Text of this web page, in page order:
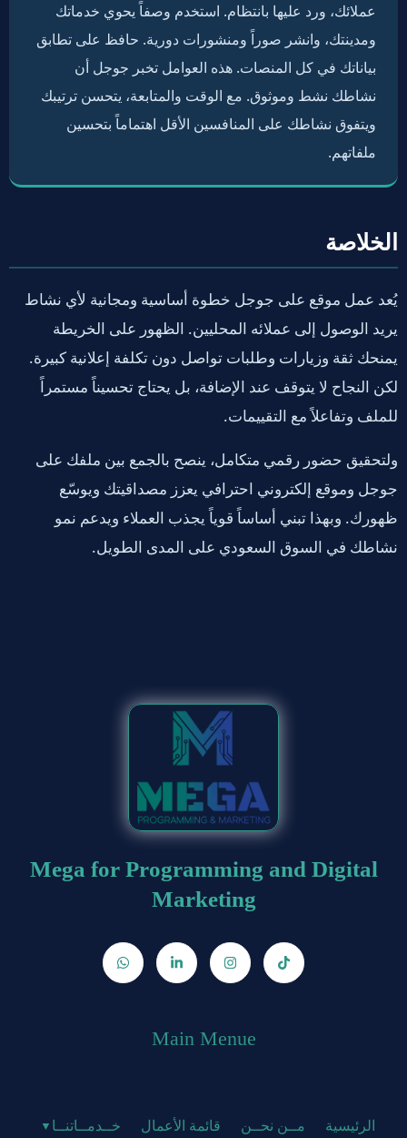
عملائك، ورد عليها بانتظام. استخدم وصفاً يحوي خدماتك
ومدينتك، وانشر صوراً ومنشورات دورية. حافظ على تطابق
بياناتك في كل المنصات. هذه العوامل تخبر جوجل أن
نشاطك نشط وموثوق. مع الوقت والمتابعة، يتحسن ترتيبك
ويتفوق نشاطك على المنافسين الأقل اهتماماً بتحسين
ملفاتهم.
الخلاصة
يُعد عمل موقع على جوجل خطوة أساسية ومجانية لأي نشاط
يريد الوصول إلى عملائه المحليين. الظهور على الخريطة
يمنحك ثقة وزيارات وطلبات تواصل دون تكلفة إعلانية كبيرة.
لكن النجاح لا يتوقف عند الإضافة، بل يحتاج تحسيناً مستمراً
للملف وتفاعلاً مع التقييمات.
ولتحقيق حضور رقمي متكامل، ينصح بالجمع بين ملفك على
جوجل وموقع إلكتروني احترافي يعزز مصداقيتك ويوسّع
ظهورك. وبهذا تبني أساساً قوياً يجذب العملاء ويدعم نمو
نشاطك في السوق السعودي على المدى الطويل.
Mega for Programming and Digital
Marketing
Main Menue
الرئيسية مــن نحــن قائمة الأعمال خــدمــاتنــا